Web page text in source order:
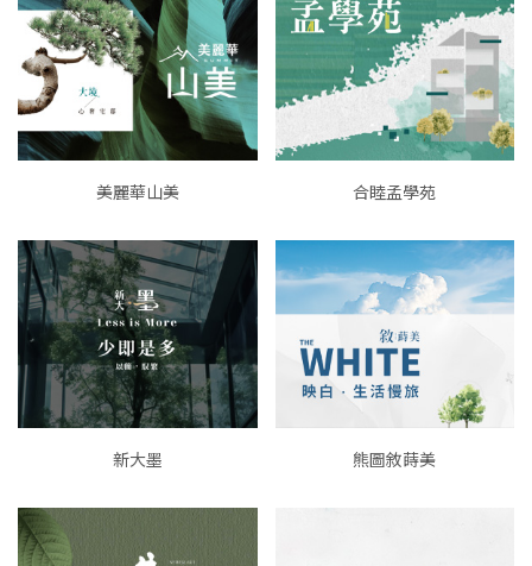
美麗華山美 合睦孟學苑
新大墨 熊圖敘蒔美